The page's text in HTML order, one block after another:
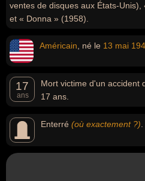
ventes de disques aux États-
et « Donna » (1958).
Américain , né le 13 mai
17
ans
Mort victime d'un accident
17 ans.
Enterré (où exactement ?)